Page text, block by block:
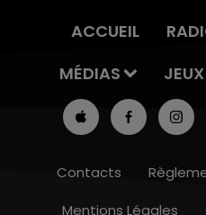
ACCUEIL
MÉDIAS
JEUX
Contacts
Mentions Légales